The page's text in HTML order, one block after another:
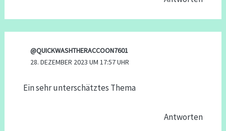
@QUICKWASHTHERACCOON7601
28. DEZEMBER 2023 UM 17:57 UHR
Ein sehr unterschätztes Thema
Antworten